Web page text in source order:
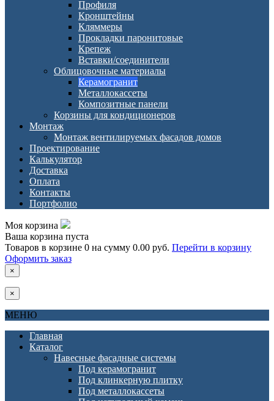
Профиля
Кронштейны
Кляммеры
Прокладки паронитовые
Крепеж
Вставки/соединители
Облицовочные материалы
Керамогранит
Металлокассеты
Композитные панели
Корзины для кондиционеров
Монтаж
Монтаж вентилируемых фасадов домов
Проектирование
Калькулятор
Доставка
Оплата
Контакты
Портфолио
Моя корзина
Ваша корзина пуста
Товаров в корзине 0 на сумму 0.00 руб. Перейти в корзину
Оформить заказ
×
×
МЕНЮ
Главная
Каталог
Навесные фасадные системы
Под керамогранит
Под клинкерную плитку
Под металлокассеты